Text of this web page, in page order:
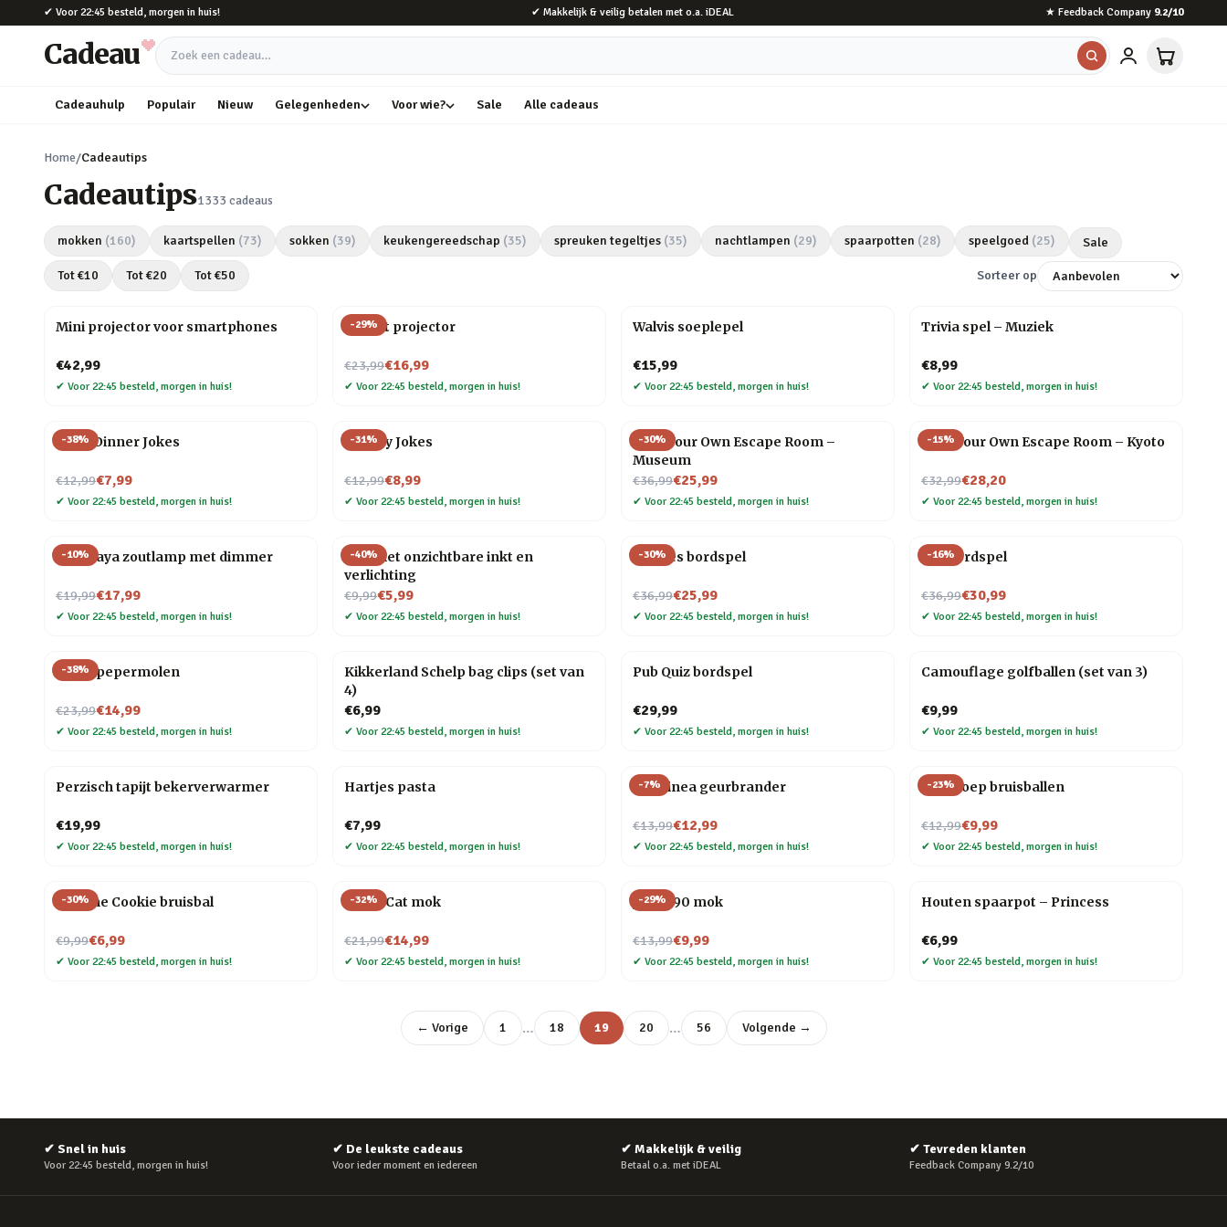
Naar hoofdinhoud
✔ Voor 22:45 besteld, morgen in huis! ✔ Makkelijk & veilig betalen met o.a. iDEAL ★ Feedback Company 9.2/10
Cadeau Zoek een cadeau
Cadeauhulp Populair Nieuw Gelegenheden Voor wie? Sale Alle cadeaus
Home/Cadeautips
Cadeautips1333 cadeaus
mokken (160) kaartspellen (73) sokken (39) keukengereedschap (35) spreuken tegeltjes (35) nachtlampen (29) spaarpotten (28) speelgoed (25) Sale
Tot €10 Tot €20 Tot €50 Sorteer op
Mini projector voor smartphones
€42,99
✔ Voor 22:45 besteld, morgen in huis!
-29%
Olifant projector
€23,99
Nu voor€16,99
✔ Voor 22:45 besteld, morgen in huis!
Walvis soeplepel
€15,99
✔ Voor 22:45 besteld, morgen in huis!
Trivia spel – Muziek
€8,99
✔ Voor 22:45 besteld, morgen in huis!
-38%
After Dinner Jokes
€12,99
Nu voor€7,99
✔ Voor 22:45 besteld, morgen in huis!
-31%
Cheesy Jokes
€12,99
Nu voor€8,99
✔ Voor 22:45 besteld, morgen in huis!
-30%
Host Your Own Escape Room –
Museum
€36,99
Nu voor€25,99
✔ Voor 22:45 besteld, morgen in huis!
-15%
Host Your Own Escape Room – Kyoto
€32,99
Nu voor€28,20
✔ Voor 22:45 besteld, morgen in huis!
-10%
Himalaya zoutlamp met dimmer
€19,99
Nu voor€17,99
✔ Voor 22:45 besteld, morgen in huis!
-40%
Pen met onzichtbare inkt en
verlichting
€9,99
Nu voor€5,99
✔ Voor 22:45 besteld, morgen in huis!
-30%
Foodies bordspel
€36,99
Nu voor€25,99
✔ Voor 22:45 besteld, morgen in huis!
-16%
Gin bordspel
€36,99
Nu voor€30,99
✔ Voor 22:45 besteld, morgen in huis!
-38%
Vogel pepermolen
€23,99
Nu voor€14,99
✔ Voor 22:45 besteld, morgen in huis!
Kikkerland Schelp bag clips (set van
4)
€6,99
✔ Voor 22:45 besteld, morgen in huis!
Pub Quiz bordspel
€29,99
✔ Voor 22:45 besteld, morgen in huis!
Camouflage golfballen (set van 3)
€9,99
✔ Voor 22:45 besteld, morgen in huis!
Perzisch tapijt bekerverwarmer
€19,99
✔ Voor 22:45 besteld, morgen in huis!
Hartjes pasta
€7,99
✔ Voor 22:45 besteld, morgen in huis!
-7%
Chiminea geurbrander
€13,99
Nu voor€12,99
✔ Voor 22:45 besteld, morgen in huis!
-23%
Dinopoep bruisballen
€12,99
Nu voor€9,99
✔ Voor 22:45 besteld, morgen in huis!
-30%
Fortune Cookie bruisbal
€9,99
Nu voor€6,99
✔ Voor 22:45 besteld, morgen in huis!
-32%
Crazy Cat mok
€21,99
Nu voor€14,99
✔ Voor 22:45 besteld, morgen in huis!
-29%
Jaren 90 mok
€13,99
Nu voor€9,99
✔ Voor 22:45 besteld, morgen in huis!
Houten spaarpot – Princess
€6,99
✔ Voor 22:45 besteld, morgen in huis!
← Vorige 1 … 18 19 20 … 56 Volgende →
✔ Snel in huis
Voor 22:45 besteld, morgen in huis!
✔ De leukste cadeaus
Voor ieder moment en iedereen
✔ Makkelijk & veilig
Betaal o.a. met iDEAL
✔ Tevreden klanten
Feedback Company 9.2/10